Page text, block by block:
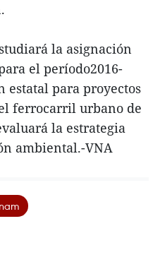
la asignación
el período2016-
estatal para proyectos
ferrocarril urbano de
la estrategia
ambiental.-VNA